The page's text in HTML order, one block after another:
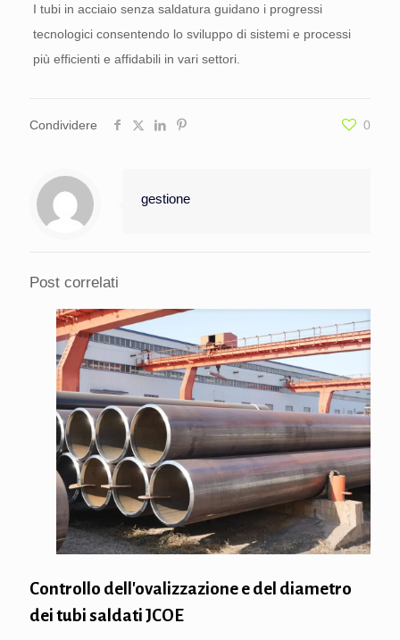
I tubi in acciaio senza saldatura guidano i progressi
tecnologici consentendo lo sviluppo di sistemi e processi
più efficienti e affidabili in vari settori.
Condividere 0
gestione
Post correlati
Controllo dell'ovalizzazione e del diametro
dei tubi saldati JCOE